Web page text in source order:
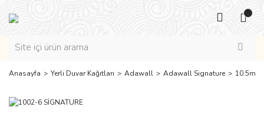
Anasayfa Yerli Duvar Kağıtları Adawall Adawall Signature 10.5m2